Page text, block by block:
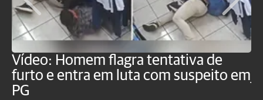
Vídeo: Homem flagra tentativa de
furto e entra em luta com suspeito em
PG